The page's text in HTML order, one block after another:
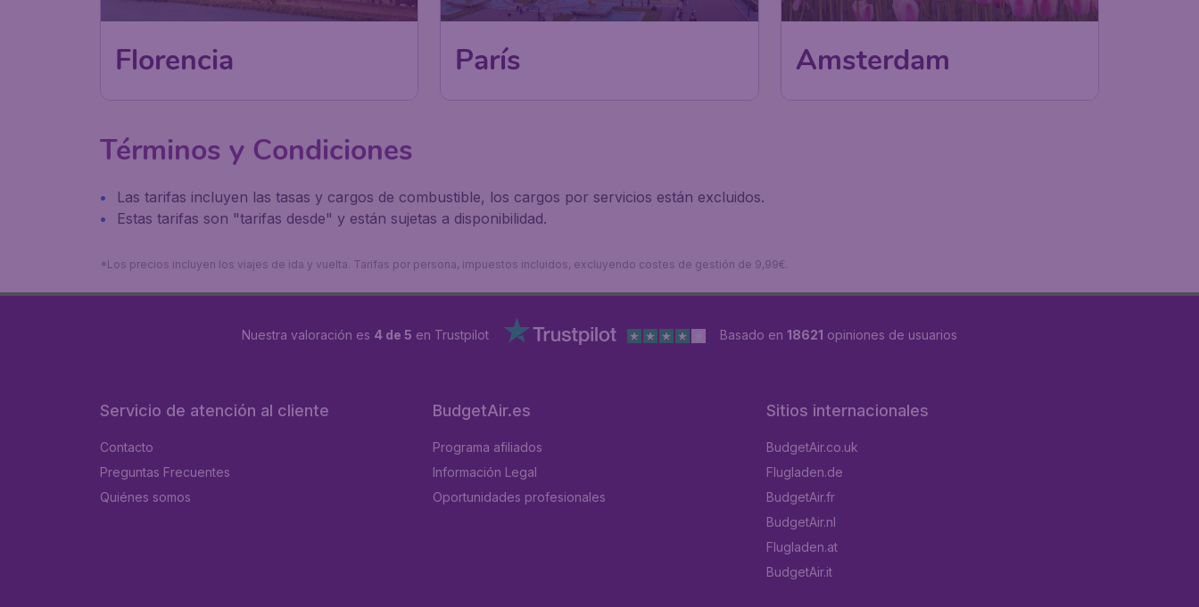
Florencia París Amsterdam
Términos y Condiciones
Las tarifas incluyen las tasas y cargos de combustible, los cargos por servicios están excluidos.
Estas tarifas son "tarifas desde" y están sujetas a disponibilidad.
*Los precios incluyen los viajes de ida y vuelta. Tarifas por persona, impuestos incluidos, excluyendo costes de gestión de 9,99€.
Nuestra valoración es 4 de 5 en Trustpilot Basado en 18621 opiniones de usuarios
Servicio de atención al cliente
Contacto
Preguntas Frecuentes
Quiénes somos
BudgetAir.es
Programa afiliados
Información Legal
Oportunidades profesionales
Sitios internacionales
BudgetAir.co.uk
Flugladen.de
BudgetAir.fr
BudgetAir.nl
Flugladen.at
BudgetAir.it